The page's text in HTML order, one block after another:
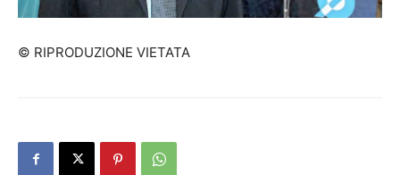
© RIPRODUZIONE VIETATA